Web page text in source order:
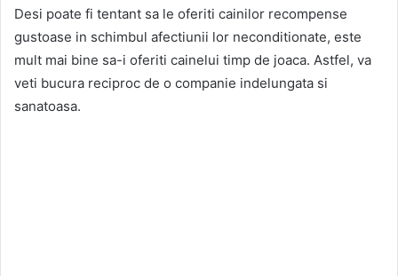
Desi poate fi tentant sa le oferiti cainilor recompense
gustoase in schimbul afectiunii lor neconditionate, este
mult mai bine sa-i oferiti cainelui timp de joaca. Astfel, va
veti bucura reciproc de o companie indelungata si
sanatoasa.